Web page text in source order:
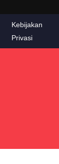
Kebijakan
Privasi